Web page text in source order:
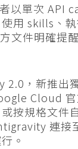
以單次
用 skills、
文件明確提
2.0，新推出
Cloud
按規格文
連
。